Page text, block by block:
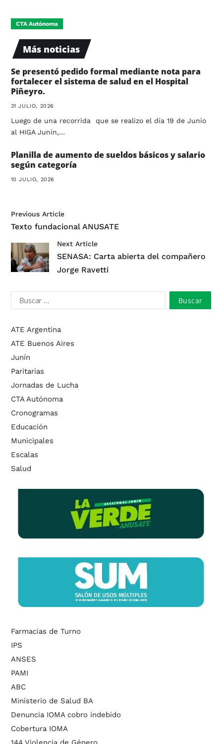
CTA Autónoma
Más noticias
Se presentó pedido formal mediante nota para
fortalecer el sistema de salud en el Hospital
Piñeyro.
31 JULIO, 2026
Luego de una recorrida que se realizo el día 19 de Junio
al HIGA Junín,…
Planilla de aumento de sueldos básicos y salario
según categoría
10 JULIO, 2026
Previous Article
Texto fundacional ANUSATE
Next Article
SENASA: Carta abierta del compañero
Jorge Ravetti
ATE Argentina
ATE Buenos Aires
Junín
Paritarias
Jornadas de Lucha
CTA Autónoma
Cronogramas
Educación
Municipales
Escalas
Salud
Farmacias de Turno
IPS
ANSES
PAMI
ABC
Ministerio de Salud BA
Denuncia IOMA cobro indebido
Cobertura IOMA